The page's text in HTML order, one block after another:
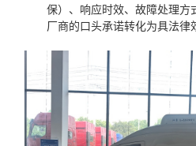
保）、响应时效、故障处理方
厂商的口头承诺转化为具法律